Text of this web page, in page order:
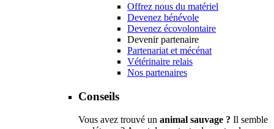
Offrez nous du matériel
Devenez bénévole
Devenez écovolontaire
Devenir partenaire
Partenariat et mécénat
Vétérinaire relais
Nos partenaires
Conseils
Vous avez trouvé un animal sauvage ? Il semble